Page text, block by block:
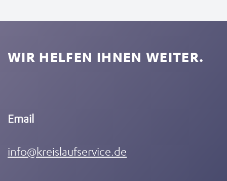
WIR HELFEN IHNEN WEITER.
Email
info@kreislaufservice.de